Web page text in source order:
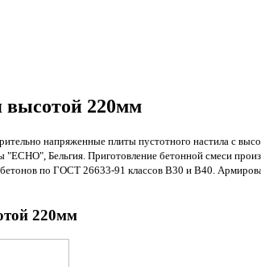
220мм
напряженные плиты пустотного настила с
Бельгия. Приготовление бетонной смеси
по ГОСТ 26633-91 классов В30 и В40.
220мм